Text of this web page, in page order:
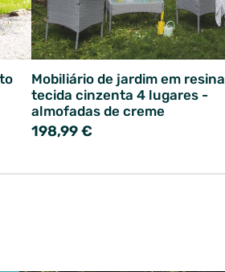
Mobiliário de jardim em resina
tecida cinzenta 4 lugares -
almofadas de creme
198,99 €